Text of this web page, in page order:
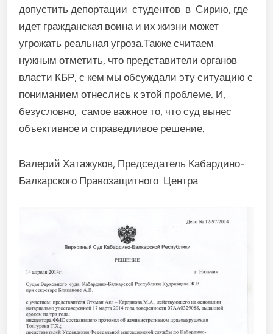
допустить депортации студентов в Сирию, где
идет гражданская воина и их жизни может
угрожать реальная угроза.Также считаем
нужным отметить, что представители органов
власти КБР, с кем мы обсуждали эту ситуацию с
пониманием отнеслись к этой проблеме. И,
безусловно, самое важное то, что суд вынес
объективное и справедливое решение.
Валерий Хатажуков, Председатель Кабардино-
Балкарского Правозащитного Центра